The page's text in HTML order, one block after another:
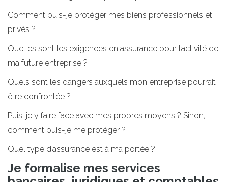
Comment puis-je protéger mes biens professionnels et
privés ?
Quelles sont les exigences en assurance pour l’activité de
ma future entreprise ?
Quels sont les dangers auxquels mon entreprise pourrait
être confrontée ?
Puis-je y faire face avec mes propres moyens ? Sinon,
comment puis-je me protéger ?
Quel type d’assurance est à ma portée ?
Je formalise mes services